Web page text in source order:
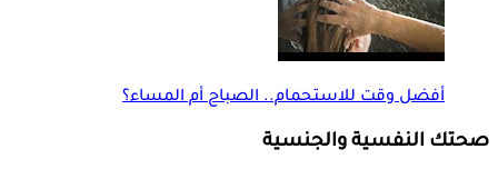
أفضل وقت للاستحمام.. الصباح أم المساء؟
صحتك النفسية والجنسية